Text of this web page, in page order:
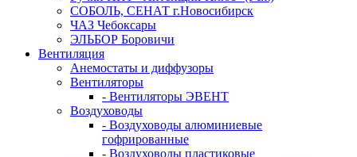
СОБОЛЬ, СЕНАТ г.Новосибирск
ЧАЗ Чебоксары
ЭЛЬБОР Боровичи
Вентиляция
Анемостаты и диффузоры
Вентиляторы
- Вентиляторы ЭВЕНТ
Воздуховоды
- Воздуховоды алюминиевые
гофрированные
- Воздуховоды пластиковые